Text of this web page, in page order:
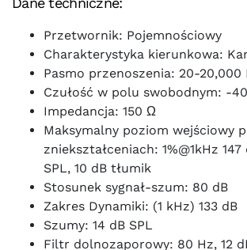
Przetwornik: Pojemnościowy
Charakterystyka kierunkowa:
Pasmo przenoszenia: 20-20,000
Czułość w polu swobodnym: -
Impedancja: 150 Ω
Maksymalny poziom wejściowy
zniekształceniach: 1%@1kHz 147
SPL, 10 dB tłumik
Stosunek sygnał-szum: 80 dB
Zakres Dynamiki: (1 kHz) 133 dB
Szumy: 14 dB SPL
Filtr dolnozaporowy: 80 Hz, 12